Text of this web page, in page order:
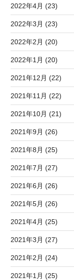
2022年4月 (23)
2022年3月 (23)
2022年2月 (20)
2022年1月 (20)
2021年12月 (22)
2021年11月 (22)
2021年10月 (21)
2021年9月 (26)
2021年8月 (25)
2021年7月 (27)
2021年6月 (26)
2021年5月 (26)
2021年4月 (25)
2021年3月 (27)
2021年2月 (24)
2021年1月 (25)